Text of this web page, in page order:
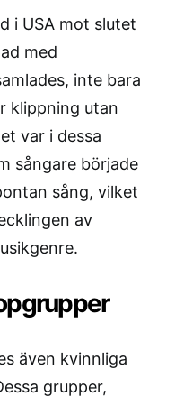
i USA mot slutet
med
inte bara
klippning utan
var i dessa
sångare började
sång, vilket
av
även kvinnliga
grupper,